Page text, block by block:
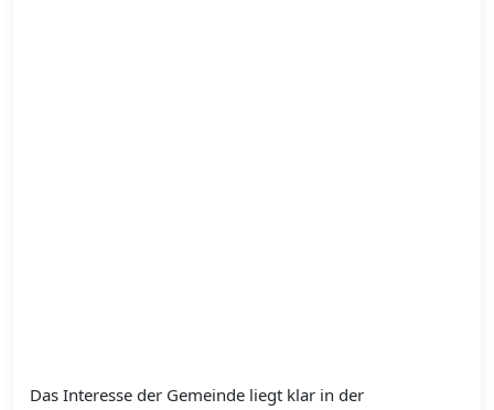
Das Interesse der Gemeinde liegt klar in der